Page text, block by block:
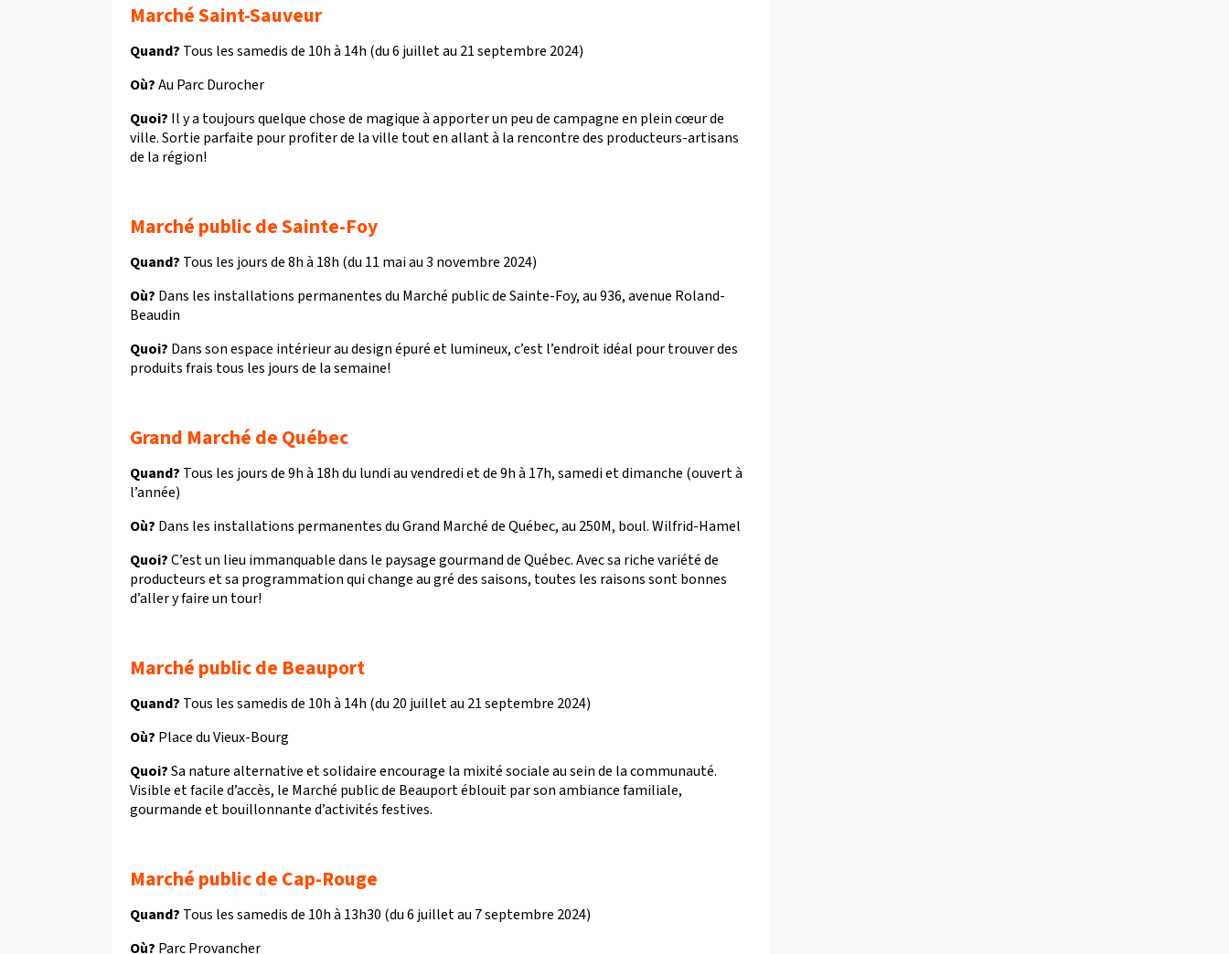
Marché Saint-Sauveur
Quand? Tous les samedis de 10h à 14h (du 6 juillet au 21 septembre 2024)
Où?Au Parc Durocher
Quoi? Il y a toujours quelque chose de magique à apporter un peu de campagne en plein cœur de
ville. Sortie parfaite pour profiter de la ville tout en allant à la rencontre des producteurs-artisans
de la région!
Marché public de Sainte-Foy
Quand? Tous les jours de 8h à 18h (du 11 mai au 3 novembre 2024)
Où? Dans les installations permanentes du Marché public de Sainte-Foy, au 936, avenue Roland-
Beaudin
Quoi? Dans son espace intérieur au design épuré et lumineux, c’est l’endroit idéal pour trouver des
produits frais tous les jours de la semaine!
Grand Marché de Québec
Quand? Tous les jours de 9h à 18h du lundi au vendredi et de 9h à 17h, samedi et dimanche (ouvert à
l’année)
Où? Dans les installations permanentes du Grand Marché de Québec, au 250M, boul. Wilfrid-Hamel
Quoi?C’est un lieu immanquable dans le paysage gourmand de Québec. Avec sa riche variété de
producteurs et sa programmation qui change au gré des saisons, toutes les raisons sont bonnes
d’aller y faire un tour!
Marché public de Beauport
Quand? Tous les samedis de 10h à 14h (du 20 juillet au 21 septembre 2024)
Où? Place du Vieux-Bourg
Quoi?Sa nature alternative et solidaire encourage la mixité sociale au sein de la communauté.
Visible et facile d’accès, le Marché public de Beauport éblouit par son ambiance familiale,
gourmande et bouillonnante d’activités festives.
Marché public de Cap-Rouge
Quand? Tous les samedis de 10h à 13h30 (du 6 juillet au 7 septembre 2024)
Où? Parc Provancher